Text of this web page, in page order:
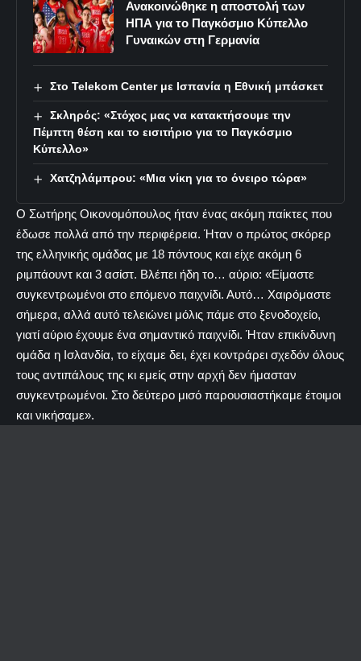
Ανακοινώθηκε η αποστολή των
ΗΠΑ για το Παγκόσμιο Κύπελλο
Γυναικών στη Γερμανία
Στο Telekom Center με Ισπανία η Εθνική μπάσκετ
Σκληρός: «Στόχος μας να κατακτήσουμε την
Πέμπτη θέση και το εισιτήριο για το Παγκόσμιο
Κύπελλο»
Χατζηλάμπρου: «Μια νίκη για το όνειρο τώρα»
Ο Σωτήρης Οικονομόπουλος ήταν ένας ακόμη παίκτες που
έδωσε πολλά από την περιφέρεια. Ήταν ο πρώτος σκόρερ
της ελληνικής ομάδας με 18 πόντους και είχε ακόμη 6
ριμπάουντ και 3 ασίστ. Βλέπει ήδη το… αύριο: «Είμαστε
συγκεντρωμένοι στο επόμενο παιχνίδι. Αυτό… Χαιρόμαστε
σήμερα, αλλά αυτό τελειώνει μόλις πάμε στο ξενοδοχείο,
γιατί αύριο έχουμε ένα σημαντικό παιχνίδι. Ήταν επικίνδυνη
ομάδα η Ισλανδία, το είχαμε δει, έχει κοντράρει σχεδόν όλους
τους αντιπάλους της κι εμείς στην αρχή δεν ήμασταν
συγκεντρωμένοι. Στο δεύτερο μισό παρουσιαστήκαμε έτοιμοι
και νικήσαμε».